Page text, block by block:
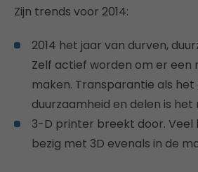
Zijn trends voor 2014:
2014 het jaar van durven,
Zelf actief worden om er een
maken. Transparantie als
duurzaamheid en delen is het
3-D printer breekt door. Veel
bezig met 3D evenals in de